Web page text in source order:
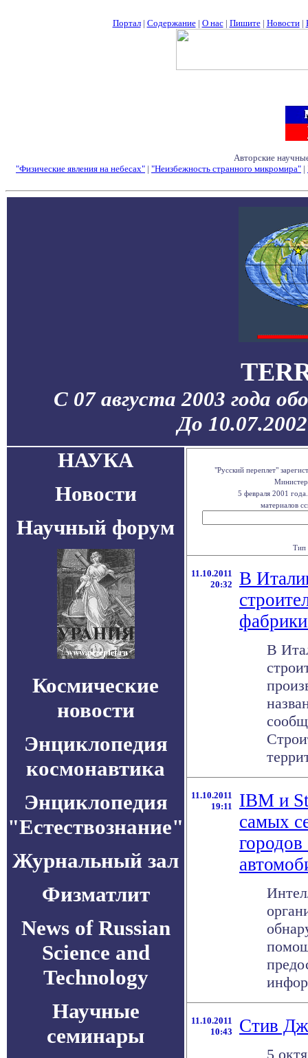
Портал| Содержание| О нас| Пишите| Новости|
Авторские
"Физические явления на небесах" | "Неизбежность странного микромира" |
С 07 августа 2003 года
До
НАУКА
Новости
Научный форум
Космические
новости
Энциклопедия
космонавтика
Энциклопедия
"Естествознание"
Журнальный зал
Физматлит
News of Russian
Science and
Technology
Научные
семинары
"Русский переплет"
5 февраля 2001
материалов
Тип
11.10.2011
20:32
В
В
11.10.2011
19:11
IBM и
самых
11.10.2011
10:43
Стив
5